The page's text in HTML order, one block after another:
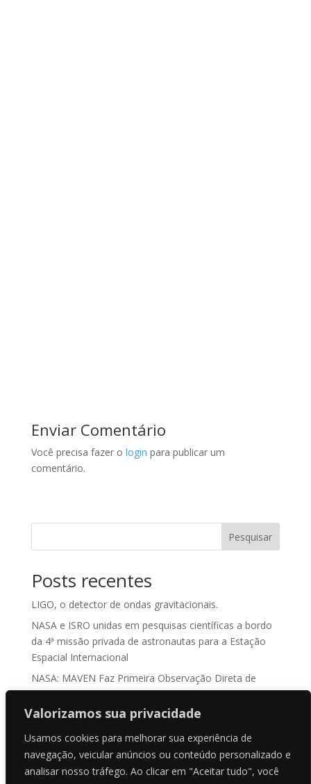
Valorizamos sua privacidade
Usamos cookies para melhorar sua experiência de
navegação, veicular anúncios ou conteúdo personalizado e
analisar nosso tráfego. Ao clicar em "Aceitar tudo", você
Enviar Comentário
Você precisa fazer o login para publicar um
comentário.
Pesquisar
Posts recentes
LIGO, o detector de ondas gravitacionais.
NASA e ISRO unidas em pesquisas científicas a bordo
da 4ª missão privada de astronautas para a Estação
Espacial Internacional
NASA: MAVEN Faz Primeira Observação Direta de
“Sputtering Atmosférico” em Marte
ASKAP J1832-0911: O Enigma Cósmico que Desafia a
NASA treina para recuperação de água da Orion antes
do lançamento da Artemis II